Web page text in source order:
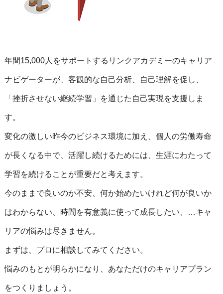
年間15,000人をサポートするリンクアカデミーのキャリア
ナビゲーターが、客観的な自己分析、自己理解を促し、
「挫折させない継続学習」を通じた自己実現を支援しま
す。
変化の激しい昨今のビジネス環境に加え、個人の労働寿命
が長くなる中で、活躍し続けるためには、生涯にわたって
学習を続けることが重要だと考えます。
今のままで良いのか不安、何か始めたいけれど何が良いか
はわからない、時間を有意義に使って成長したい、…キャ
リアの悩みは尽きません。
まずは、プロに相談してみてください。
悩みのもとが明らかになり、あなただけのキャリアプラン
をつくりましょう。